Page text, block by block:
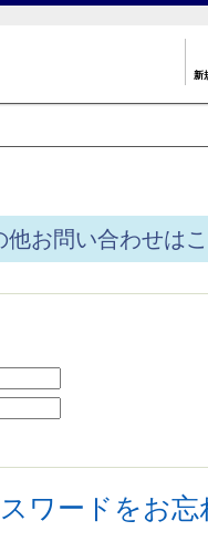
新
お問い合わせは
ワードをお忘